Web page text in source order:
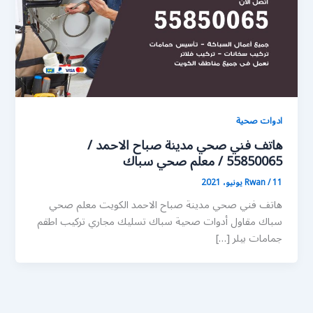
ادوات صحية
هاتف فني صحي مدينة صباح الاحمد /
55850065 / معلم صحي سباك
Rwan/11 يونيو، 2021
هاتف فني صحي مدينة صباح الاحمد الكويت معلم صحي
سباك مقاول أدوات صحية سباك تسليك مجاري تركيب اطقم
جمامات بيلر […]